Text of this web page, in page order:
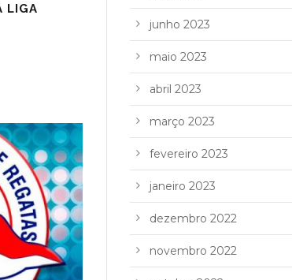
LIGA
junho 2023
maio 2023
abril 2023
março 2023
fevereiro 2023
janeiro 2023
dezembro 2022
novembro 2022